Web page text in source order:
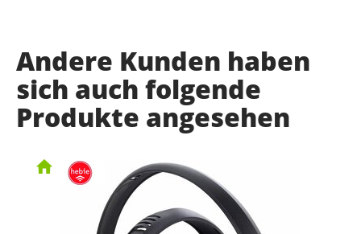
Andere Kunden haben
sich auch folgende
Produkte angesehen